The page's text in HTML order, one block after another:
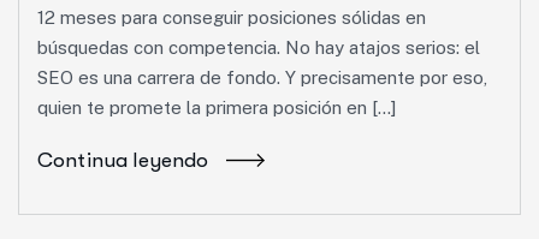
12 meses para conseguir posiciones sólidas en
búsquedas con competencia. No hay atajos serios: el
SEO es una carrera de fondo. Y precisamente por eso,
quien te promete la primera posición en […]
Continua leyendo